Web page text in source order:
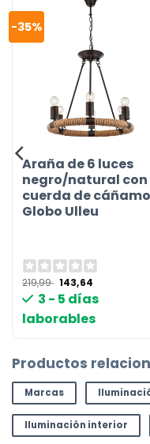
-35%
Araña de 6 luces
negro/natural con
cuerda de cáñamo
Globo Ulleu
219,99 El
precio
original
219,99 €.
143,64
actual
143,64 €.
3 - 5 días
laborables
Productos
Marcas
Iluminación interior